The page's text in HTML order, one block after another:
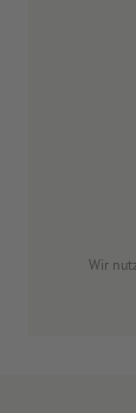
Wir